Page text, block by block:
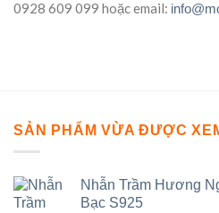
0928 609 099 hoặc email:
SẢN PHẨM VỪA ĐƯỢC
Nhẫn Trầm Hương
Bạc S925